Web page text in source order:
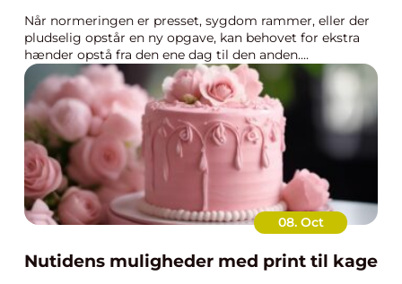
Når normeringen er presset, sygdom rammer, eller der
pludselig opstår en ny opgave, kan behovet for ekstra
hænder opstå fra den ene dag til den anden....
08. Oct
Nutidens muligheder med print til kage